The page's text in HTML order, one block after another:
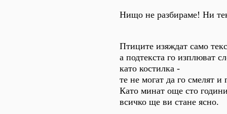
Нищо не разбираме! Ни
Птиците изяждат само
а подтекста го изплюват
като костилка -
те не могат да го смелят и
Като минат още сто
всичко ще ви стане ясно.